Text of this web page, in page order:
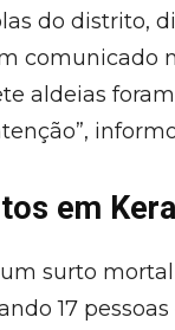
do distrito,
comunicado
aldeias
em
surto
17